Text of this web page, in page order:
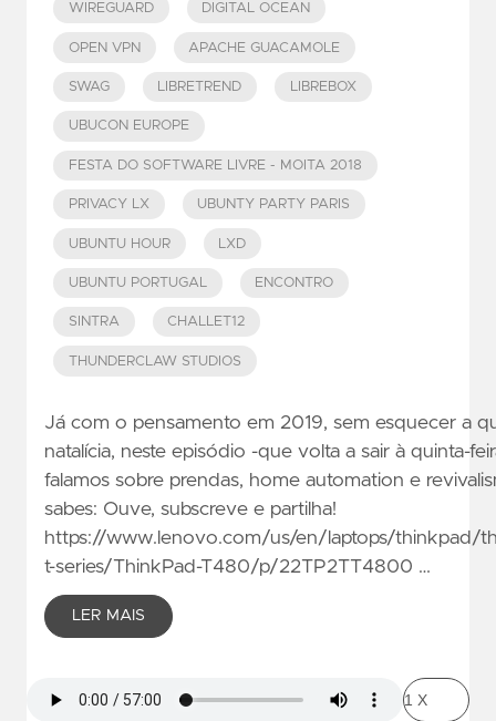
WIREGUARD DIGITAL OCEAN
OPEN VPN APACHE GUACAMOLE
SWAG LIBRETREND LIBREBOX
UBUCON EUROPE
FESTA DO SOFTWARE LIVRE - MOITA 2018
PRIVACY LX UBUNTY PARTY PARIS
UBUNTU HOUR LXD
UBUNTU PORTUGAL ENCONTRO
SINTRA CHALLET12
THUNDERCLAW STUDIOS
Já com o pensamento em 2019, sem esquecer a
natalícia, neste episódio -que volta a sair à quinta-
falamos sobre prendas, home automation e
sabes: Ouve, subscreve e partilha!
https://www.lenovo.com/us/en/laptops/thinkpad/
t-series/ThinkPad-T480/p/22TP2TT4800 …
LER MAIS